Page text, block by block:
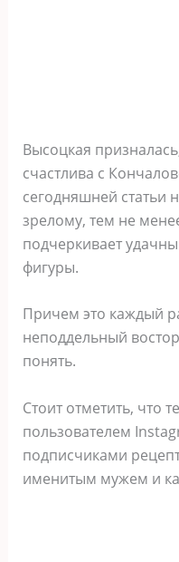
Высоцкая
счастлива с
сегодняшней статьи
зрелому, тем не
подчеркивает
фигуры.
Причем это каждый
неподдельный
понять.
Стоит отметить, что
пользователем
подписчиками
именитым мужем и